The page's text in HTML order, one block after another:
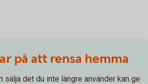
på att rensa hemma
det du inte längre använder kan ge